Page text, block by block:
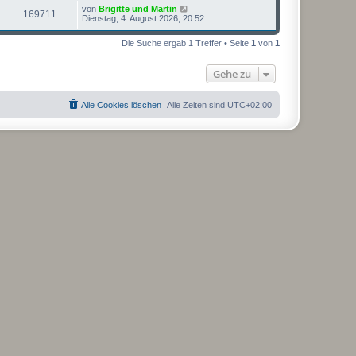
169711
u
f
L
e
z
i
t
g
von Brigitte und Martin
Dienstag, 4. August 2026, 20:52
Die Suche ergab 1 Treffer • Seite 1 von 1
Gehe zu
Alle Zeiten sind UTC+02:00
Alle Cookies löschen